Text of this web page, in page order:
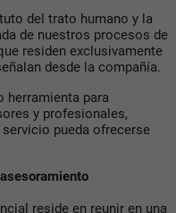
del trato humano y la
de nuestros procesos de
residen exclusivamente
desde la compañía.
herramienta para
y profesionales,
pueda ofrecerse
reside en reunir en una